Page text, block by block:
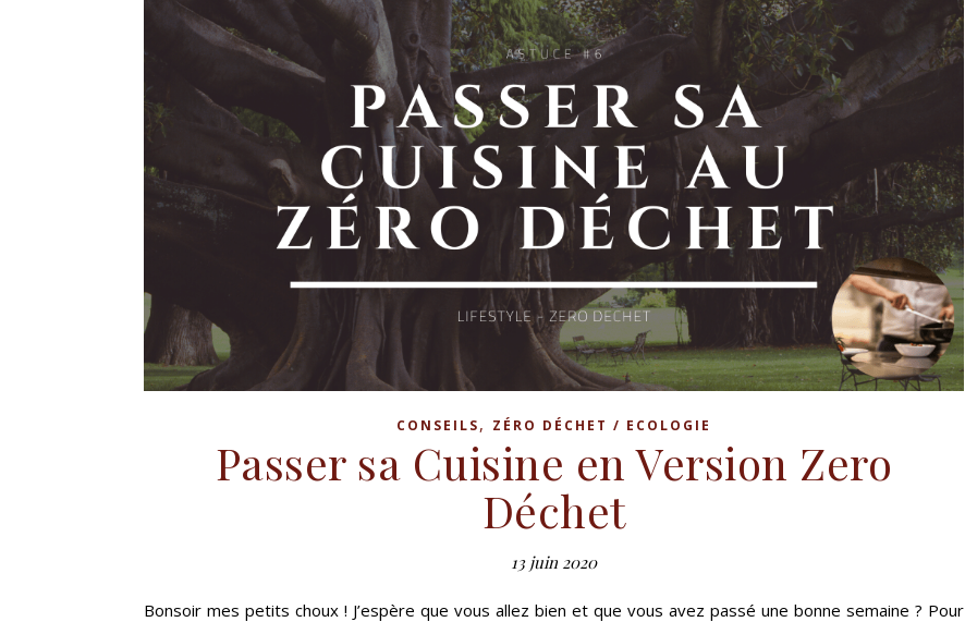
CONSEILS, ZÉRO DÉCHET / ECOLOGIE
Passer sa Cuisine en Version Zero
Déchet
13 juin 2020
Bonsoir mes petits choux ! J’espère que vous allez bien et que vous avez passé une bonne semaine ? Pour